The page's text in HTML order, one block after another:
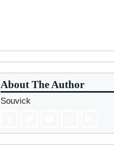
About The Author
Souvick